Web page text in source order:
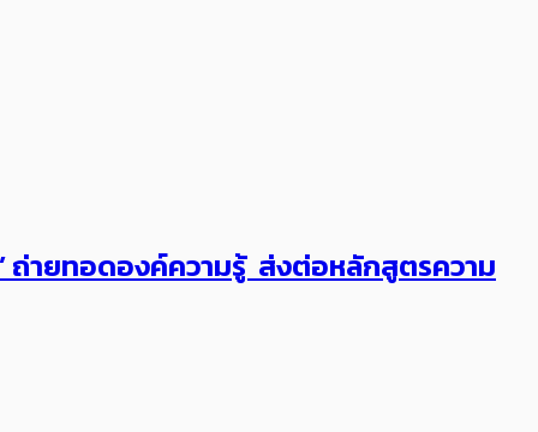
ถ่ายทอดองค์ความรู้ ส่งต่อหลักสูตรความ